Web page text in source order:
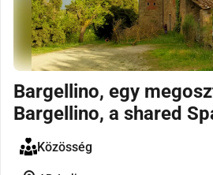
Bargellino, egy
Bargellino, a shared
Közösség